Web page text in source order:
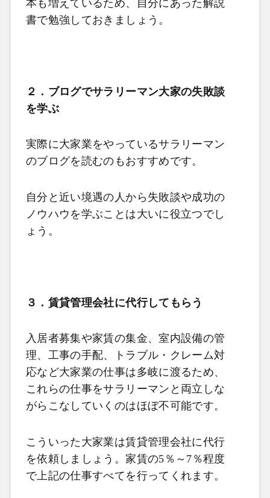
本も増えているため、自分にあった解説
書で勉強しておきましょう。
２．ブログでサラリーマン大家の失敗談
を学ぶ
実際に大家業をやっているサラリーマン
のブログを読むのもおすすめです。
自分と近い境遇の人から失敗談や成功の
ノウハウを学ぶことは大いに役立つでし
ょう。
３．賃貸管理会社に代行してもらう
入居者募集や家賃の集金、室内設備の管
理、工事の手配、トラブル・クレーム対
応など大家業の仕事は多岐に渡るため、
これらの仕事をサラリーマンと両立しな
がらこなしていくのはほぼ不可能です。
こういった大家業は賃貸管理会社に代行
を依頼しましょう。家賃の5 ％～ 7 ％程度
で上記の仕事すべてを行ってくれます。